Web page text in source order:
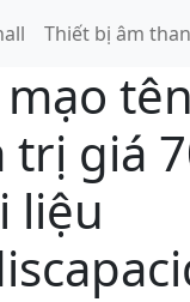
Thiết bị âm
mạo
trị giá
liệu